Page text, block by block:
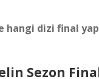
hangi dizi final
Sezon